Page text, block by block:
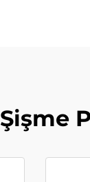
Şişme